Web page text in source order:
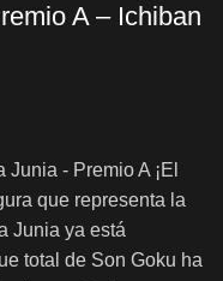
A – Ichiban
- Premio A ¡El
que representa la
Junia ya está
total de Son Goku ha